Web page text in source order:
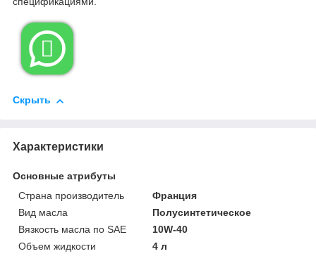

Скрыть
Характеристики
Основные атрибуты
Страна производитель
Франция
Вид масла
Полусинтетическое
Вязкость масла по SAE
10W-40
Объем жидкости
4 л